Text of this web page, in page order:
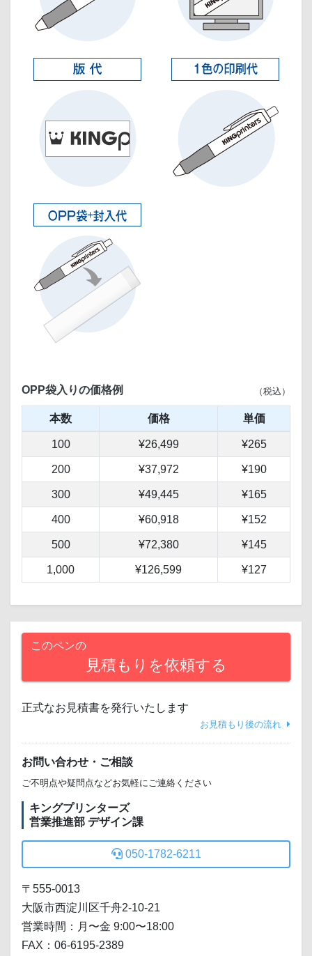
OPP袋入りの価格例 （税込）
本数 価格 単価
100 ¥26,499 ¥265
200 ¥37,972 ¥190
300 ¥49,445 ¥165
400 ¥60,918 ¥152
500 ¥72,380 ¥145
1,000 ¥126,599 ¥127
このペンの
見積もりを依頼する
正式なお見積書を発行いたします
お見積もり後の流れ
お問い合わせ・ご相談
ご不明点や疑問点などお気軽にご連絡ください
キングプリンターズ
営業推進部 デザイン課
050-1782-6211
〒555-0013
大阪市西淀川区千舟2-10-21
営業時間：月〜金 9:00〜18:00
FAX：06-6195-2389